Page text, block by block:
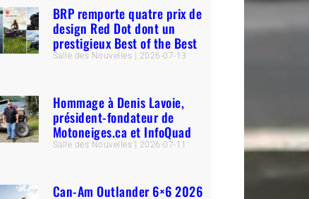
BRP remporte quatre prix de
design Red Dot dont un
prestigieux Best of the Best
Salle des Nouvelles 2026-07-13
Hommage à Denis Lavoie,
président-fondateur de
Motoneiges.ca et InfoQuad
Salle des Nouvelles 2026-07-11
Can-Am Outlander 6×6 2026